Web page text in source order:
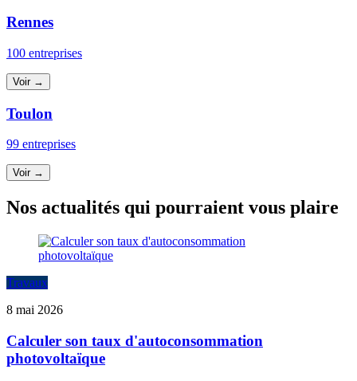
Rennes
100 entreprises
Voir →
Toulon
99 entreprises
Voir →
Nos actualités qui pourraient vous plaire
Travaux
8 mai 2026
Calculer son taux d'autoconsommation
photovoltaïque